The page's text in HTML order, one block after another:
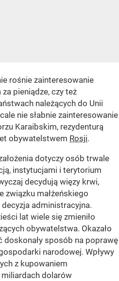
rośnie zainteresowanie
pieniądze, czy też
należących do Unii
nie słabnie zainteresowanie
Karaibskim, rezydenturą
obywatelstwem Rosji.
dotyczy osób trwale
instytucjami i terytorium
decydują więzy krwi,
związku małżeńskiego
administracyjna.
lat wiele się zmieniło
obywatelstwa. Okazało
doskonały sposób na poprawę
narodowej. Wpływy
z kupowaniem
dolarów